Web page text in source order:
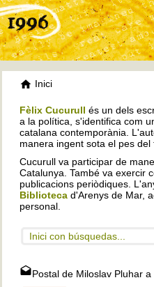
Inici
Fèlix Cucurull és un dels
a la política, s'identifica com
catalana contemporània.
manera ingent sota el pes del
Cucurull va participar de
Catalunya. També va exercir
publicacions periòdiques.
Biblioteca d'Arenys de Mar,
personal.
Inici con búsquedas...
Postal de Miloslav Pluhar